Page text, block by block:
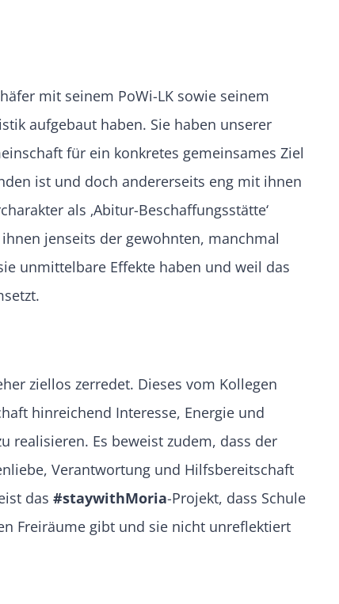
mit seinem PoWi-LK sowie seinem
aufgebaut haben. Sie haben unserer
für ein konkretes gemeinsames Ziel
ist und doch andererseits eng mit ihnen
als ‚Abitur-Beschaffungsstätte‘
jenseits der gewohnten, manchmal
unmittelbare Effekte haben und weil das
ziellos zerredet. Dieses vom Kollegen
hinreichend Interesse, Energie und
realisieren. Es beweist zudem, dass der
Verantwortung und Hilfsbereitschaft
das #staywithMoria-Projekt, dass Schule
Freiräume gibt und sie nicht unreflektiert